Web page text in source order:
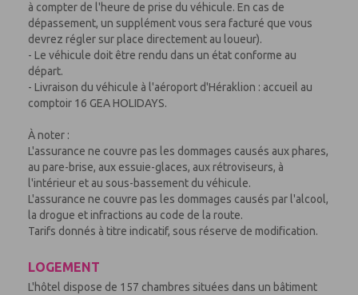
à compter de l'heure de prise du véhicule. En cas de
dépassement, un supplément vous sera facturé que vous
devrez régler sur place directement au loueur).
- Le véhicule doit être rendu dans un état conforme au
départ.
- Livraison du véhicule à l'aéroport d'Héraklion : accueil au
comptoir 16 GEA HOLIDAYS.
À noter :
L'assurance ne couvre pas les dommages causés aux phares,
au pare-brise, aux essuie-glaces, aux rétroviseurs, à
l'intérieur et au sous-bassement du véhicule.
L'assurance ne couvre pas les dommages causés par l'alcool,
la drogue et infractions au code de la route.
Tarifs donnés à titre indicatif, sous réserve de modification.
LOGEMENT
L'hôtel dispose de 157 chambres situées dans un bâtiment